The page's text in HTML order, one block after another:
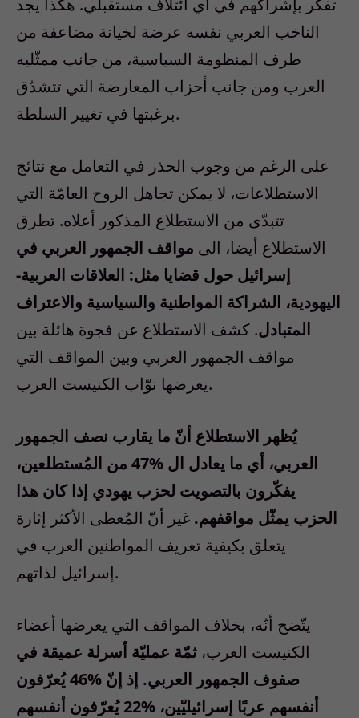
تفكّر بإشراكهم في أي ائتلاف مستقبلي. هكذا يجد
الناخب العربي نفسه عرضة لخيانة مضاعفة من
طرف المنظومة السياسية، من جانب ممثّليه
العرب ومن جانب أحزاب المعارضة التي تتشدّق
برغبتها في تغيير السلطة.
على الرغم من وجوب الحذر في التعامل مع نتائج
الاستطلاعات، لا يمكن تجاهل الروح العامّة التي
تتبدّى من الاستطلاع المذكور أعلاه. تطرق
الاستطلاع أيضا، الى مواقف الجمهور العربي في
إسرائيل حول قضايا مثل: العلاقات العربية-
اليهودية، الشراكة المواطنية والسياسية والاعتراف
المتبادل. كشف الاستطلاع عن فجوة هائلة بين
مواقف الجمهور العربي وبين المواقف التي
يعرضها نوّاب الكنيست العرب.
يُظهر الاستطلاع أنّ ما يقارب نصف الجمهور
العربي، أي ما يعادل ال %47 من المُستطلعين،
يفكّرون بالتصويت لحزب يهودي إذا كان هذا
الحزب يمثّل مواقفهم. غير أنّ المُعطى الأكثر إثارة
يتعلق بكيفية تعريف المواطنين العرب في
إسرائيل لذاتهم.
يتّضح أنّه، بخلاف المواقف التي يعرضها أعضاء
الكنيست العرب، ثمّة عمليّة أسرلة عميقة في
صفوف الجمهور العربي. إذ إنّ %46 يُعرّفون
أنفسهم عربًا إسرائيليّين، %22 يُعرّفون أنفسهم